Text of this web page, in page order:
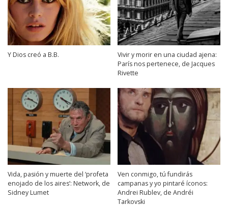
Y Dios creó a B.B.
Vivir y morir en una ciudad ajena:
París nos pertenece, de Jacques
Rivette
Vida, pasión y muerte del ‘profeta
enojado de los aires’: Network, de
Sidney Lumet
Ven conmigo, tú fundirás
campanas y yo pintaré íconos:
Andrei Rublev, de Andréi
Tarkovski